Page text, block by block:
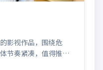
影视作品，围绕危
节奏紧凑，值得推荐